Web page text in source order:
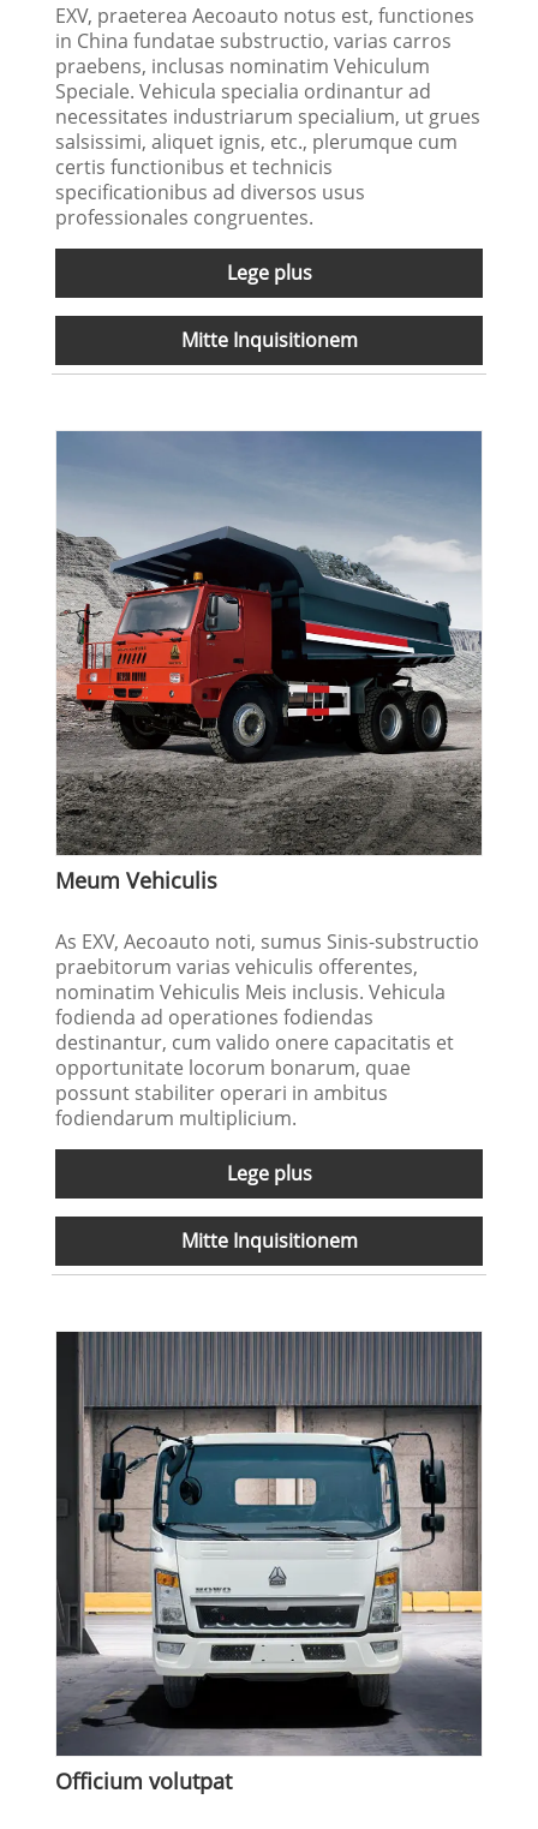
EXV, praeterea Aecoauto notus est, functiones
in China fundatae substructio, varias carros
praebens, inclusas nominatim Vehiculum
Speciale. Vehicula specialia ordinantur ad
necessitates industriarum specialium, ut grues
salsissimi, aliquet ignis, etc., plerumque cum
certis functionibus et technicis
specificationibus ad diversos usus
professionales congruentes.
Lege plus
Mitte Inquisitionem
Meum Vehiculis
As EXV, Aecoauto noti, sumus Sinis-substructio
praebitorum varias vehiculis offerentes,
nominatim Vehiculis Meis inclusis. Vehicula
fodienda ad operationes fodiendas
destinantur, cum valido onere capacitatis et
opportunitate locorum bonarum, quae
possunt stabiliter operari in ambitus
fodiendarum multiplicium.
Lege plus
Mitte Inquisitionem
Officium volutpat